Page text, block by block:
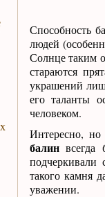
Способность
людей
Солнце таким
стараются
украшений
его таланты
человеком.
Интересно, но
балинвсегда
подчеркивали
такого камня
уважении.